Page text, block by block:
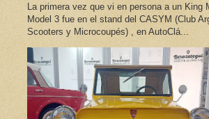
La primera vez que vi en persona a un King
Model 3 fue en el stand del CASYM (Club
Scooters y Microcoupés) , en AutoClá...